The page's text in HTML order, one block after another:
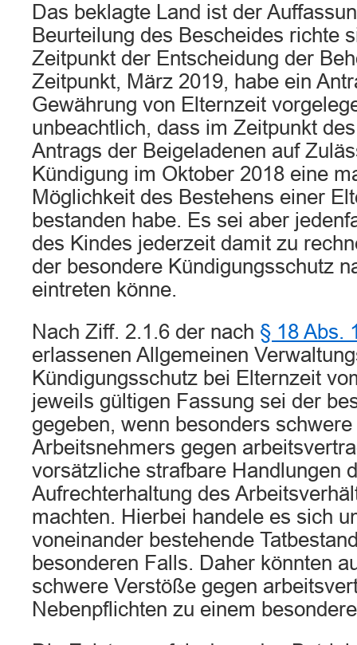
Das beklagte Land ist der
Beurteilung des Bescheides richte
Zeitpunkt der Entscheidung der
Zeitpunkt, März 2019, habe ein
Gewährung von Elternzeit
unbeachtlich, dass im Zeitpunkt
Antrags der Beigeladenen auf
Kündigung im Oktober 2018 eine
Möglichkeit des Bestehens einer
bestanden habe. Es sei aber
des Kindes jederzeit damit zu
der besondere Kündigungsschutz
eintreten könne.
Nach Ziff. 2.1.6 der nach § 18 Abs.
erlassenen Allgemeinen
Kündigungsschutz bei Elternzeit
jeweils gültigen Fassung sei der
gegeben, wenn besonders
Arbeitsnehmers gegen
vorsätzliche strafbare Handlungen
Aufrechterhaltung des
machten. Hierbei handele es sich
voneinander bestehende
besonderen Falls. Daher könnten
schwere Verstöße gegen
Nebenpflichten zu einem